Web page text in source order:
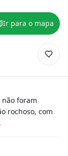
Ir para o mapa
foram
rochoso, com